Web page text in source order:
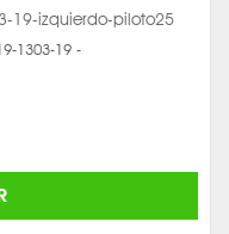
1303-19 -